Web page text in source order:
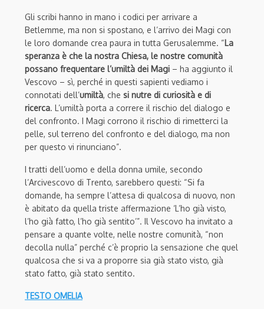
Gli scribi hanno in mano i codici per arrivare a
Betlemme, ma non si spostano, e l’arrivo dei Magi con
le loro domande crea paura in tutta Gerusalemme. “La
speranza è che la nostra Chiesa, le nostre comunità
possano frequentare l’umiltà dei Magi – ha aggiunto il
Vescovo – sì, perché in questi sapienti vediamo i
connotati dell’umiltà, che si nutre di curiosità e di
ricerca. L’umiltà porta a correre il rischio del dialogo e
del confronto. I Magi corrono il rischio di rimetterci la
pelle, sul terreno del confronto e del dialogo, ma non
per questo vi rinunciano”.
I tratti dell’uomo e della donna umile, secondo
l’Arcivescovo di Trento, sarebbero questi: “Si fa
domande, ha sempre l’attesa di qualcosa di nuovo, non
è abitato da quella triste affermazione ‘L’ho già visto,
l’ho già fatto, l’ho già sentito’”. Il Vescovo ha invitato a
pensare a quante volte, nelle nostre comunità, “non
decolla nulla” perché c’è proprio la sensazione che quel
qualcosa che si va a proporre sia già stato visto, già
stato fatto, già stato sentito.
TESTO OMELIA